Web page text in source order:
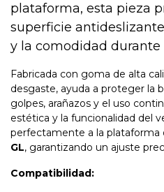
plataforma, esta pieza
superficie
y la comodidad durante
Fabricada con goma de alta
desgaste, ayuda a proteger la
golpes, arañazos y el uso
estética y la funcionalidad del
perfectamente a la plataforma
GL, garantizando un ajuste
Compatibilidad: